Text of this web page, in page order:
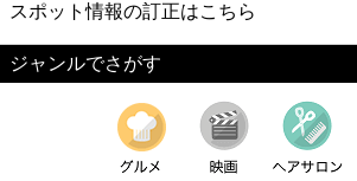
スポット情報の訂正はこちら
ジャンルでさがす